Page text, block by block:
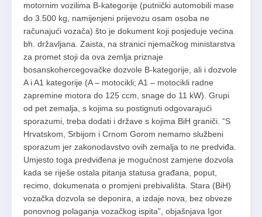
motornim vozilima B-kategorije (putnički automobili mase
do 3.500 kg, namijenjeni prijevozu osam osoba ne
računajući vozača) što je dokument koji posjeduje većina
bh. državljana. Zaista, na stranici njemačkog ministarstva
za promet stoji da ova zemlja priznaje
bosanskohercegovačke dozvole B-kategorije, ali i dozvole
A i A1 kategorije (A – motocikli; A1 – motocikli radne
zapremine motora do 125 ccm, snage do 11 kW). Grupi
od pet zemalja, s kojima su postignuti odgovarajući
sporazumi, treba dodati i države s kojima BiH graniči. “S
Hrvatskom, Srbijom i Crnom Gorom nemamo službeni
sporazum jer zakonodavstvo ovih zemalja to ne predviđa.
Umjesto toga predviđena je mogućnost zamjene dozvola
kada se riješe ostala pitanja statusa građana, poput,
recimo, dokumenata o promjeni prebivališta. Stara (BiH)
vozačka dozvola se deponira, a izdaje nova, bez obveze
ponovnog polaganja vozačkog ispita”, objašnjava Igor